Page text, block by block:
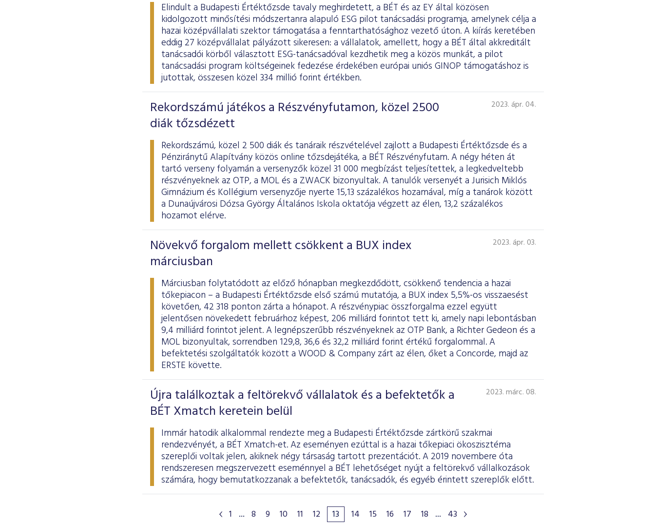
Elindult a Budapesti Értéktőzsde tavaly meghirdetett, a BÉT és az EY által közösen
kidolgozott minősítési módszertanra alapuló ESG pilot tanácsadási programja, amelynek célja a
hazai középvállalati szektor támogatása a fenntarthatósághoz vezető úton. A kiírás keretében
eddig 27 középvállalat pályázott sikeresen: a vállalatok, amellett, hogy a BÉT által akkreditált
tanácsadói körből választott ESG-tanácsadóval kezdhetik meg a közös munkát, a pilot
tanácsadási program költségeinek fedezése érdekében európai uniós GINOP támogatáshoz is
jutottak, összesen közel 334 millió forint értékben.
Rekordszámú játékos a Részvényfutamon, közel 2500
diák tőzsdézett
2023. ápr. 04.
Rekordszámú, közel 2 500 diák és tanáraik részvételével zajlott a Budapesti Értéktőzsde és a
Pénziránytű Alapítvány közös online tőzsdejátéka, a BÉT Részvényfutam. A négy héten át
tartó verseny folyamán a versenyzők közel 31 000 megbízást teljesítettek, a legkedveltebb
részvényeknek az OTP, a MOL és a ZWACK bizonyultak. A tanulók versenyét a Jurisich Miklós
Gimnázium és Kollégium versenyzője nyerte 15,13 százalékos hozamával, míg a tanárok között
a Dunaújvárosi Dózsa György Általános Iskola oktatója végzett az élen, 13,2 százalékos
hozamot elérve.
Növekvő forgalom mellett csökkent a BUX index
márciusban
2023. ápr. 03.
Márciusban folytatódott az előző hónapban megkezdődött, csökkenő tendencia a hazai
tőkepiacon – a Budapesti Értéktőzsde első számú mutatója, a BUX index 5,5%-os visszaesést
követően, 42 318 ponton zárta a hónapot. A részvénypiac összforgalma ezzel együtt
jelentősen növekedett februárhoz képest, 206 milliárd forintot tett ki, amely napi lebontásban
9,4 milliárd forintot jelent. A legnépszerűbb részvényeknek az OTP Bank, a Richter Gedeon és a
MOL bizonyultak, sorrendben 129,8, 36,6 és 32,2 milliárd forint értékű forgalommal. A
befektetési szolgáltatók között a WOOD & Company zárt az élen, őket a Concorde, majd az
ERSTE követte.
Újra találkoztak a feltörekvő vállalatok és a befektetők a
BÉT Xmatch keretein belül
2023. márc. 08.
Immár hatodik alkalommal rendezte meg a Budapesti Értéktőzsde zártkörű szakmai
rendezvényét, a BÉT Xmatch-et. Az eseményen ezúttal is a hazai tőkepiaci ökoszisztéma
szereplői voltak jelen, akiknek négy társaság tartott prezentációt. A 2019 novembere óta
rendszeresen megszervezett eseménnyel a BÉT lehetőséget nyújt a feltörekvő vállalkozások
számára, hogy bemutatkozzanak a befektetők, tanácsadók, és egyéb érintett szereplők előtt.
1 ... 8 9 10 11 12 13 14 15 16 17 18 ... 43